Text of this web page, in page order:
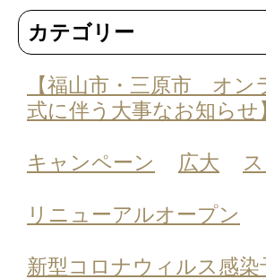
カテゴリー
【福山市・三原市 オン
式に伴う大事なお知らせ
キャンペーン 広大
リニューアルオープン
新型コロナウィルス感染